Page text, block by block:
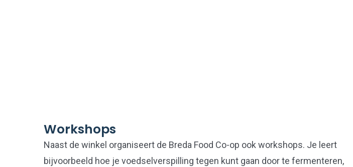
Workshops
Naast de winkel organiseert de Breda Food Co-op ook workshops. Je leert
bijvoorbeeld hoe je voedselverspilling tegen kunt gaan door te fermenteren,